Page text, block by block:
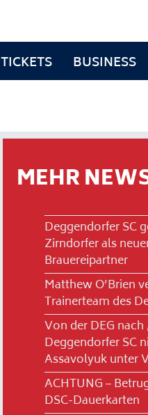
TICKETS BUSINESS
MEHR
Deggendorfer SC
Zirndorfer als
Brauereipartner
Matthew O’Brien
Trainerteam des
Von der DEG nach
Deggendorfer SC
Assavolyuk unter
ACHTUNG –
DSC-Dauerkarten